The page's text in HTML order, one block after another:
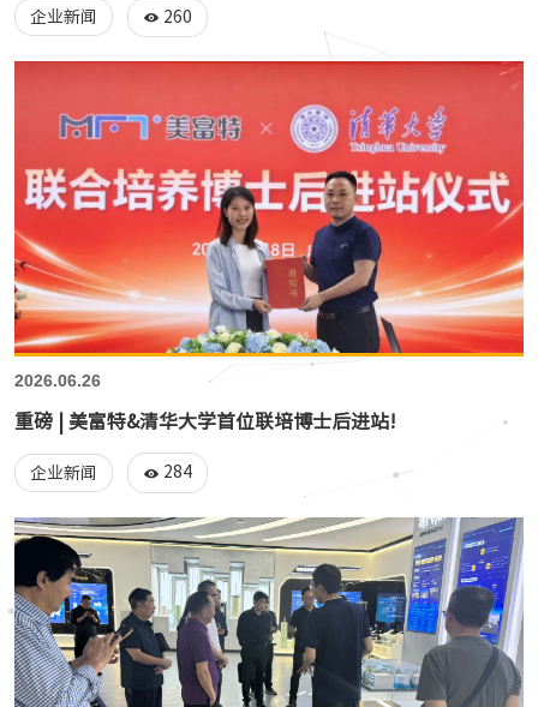
企业新闻 260
2026.06.26
重磅 | 美富特&清华大学首位联培博士后进站!
企业新闻 284